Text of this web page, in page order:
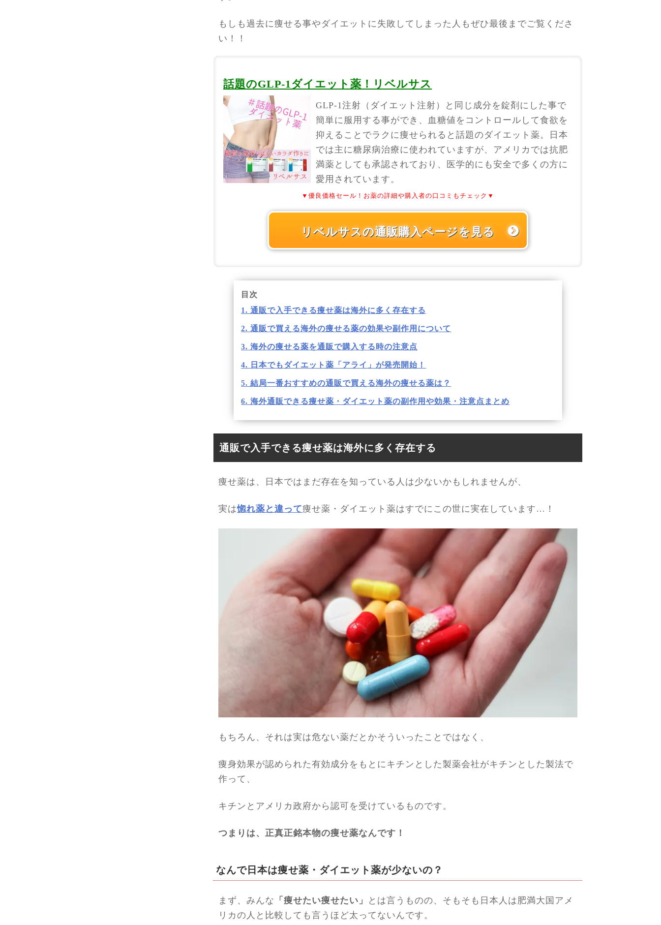
もしも過去に痩せる事やダイエットに失敗してしまった人もぜひ最後までご覧くださ
い！！
話題のGLP-1ダイエット薬！リベルサス
GLP-1注射（ダイエット注射）と同じ成分を錠剤にした事で
簡単に服用する事ができ、血糖値をコントロールして食欲を
抑えることでラクに痩せられると話題のダイエット薬。日本
では主に糖尿病治療に使われていますが、アメリカでは抗肥
満薬としても承認されており、医学的にも安全で多くの方に
愛用されています。
▼優良価格セール！お薬の詳細や購入者の口コミもチェック▼
リベルサスの通販購入ページを見る
目次
1. 通販で入手できる痩せ薬は海外に多く存在する
2. 通販で買える海外の痩せる薬の効果や副作用について
3. 海外の痩せる薬を通販で購入する時の注意点
4. 日本でもダイエット薬「アライ」が発売開始！
5. 結局一番おすすめの通販で買える海外の痩せる薬は？
6. 海外通販できる痩せ薬・ダイエット薬の副作用や効果・注意点まとめ
通販で入手できる痩せ薬は海外に多く存在する
痩せ薬は、日本ではまだ存在を知っている人は少ないかもしれませんが、
実は惚れ薬と違って痩せ薬・ダイエット薬はすでにこの世に実在しています…！
もちろん、それは実は危ない薬だとかそういったことではなく、
痩身効果が認められた有効成分をもとにキチンとした製薬会社がキチンとした製法で
作って、
キチンとアメリカ政府から認可を受けているものです。
つまりは、正真正銘本物の痩せ薬なんです！
なんで日本は痩せ薬・ダイエット薬が少ないの？
まず、みんな 「痩せたい痩せたい」
とは言うものの、そもそも日本人は肥満大国アメ
リカの人と比較しても言うほど太ってないんです。